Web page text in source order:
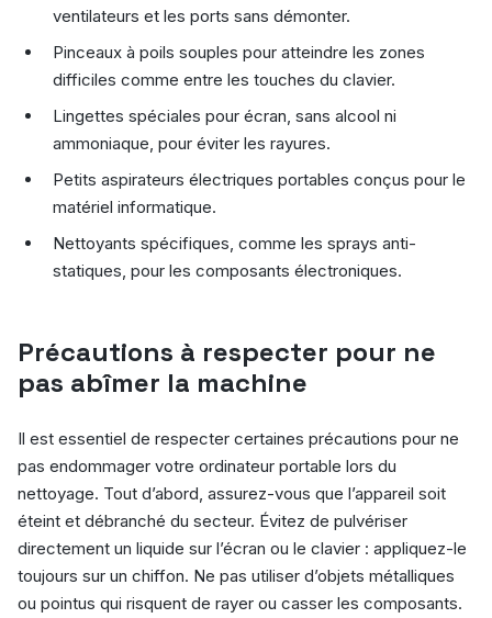
ventilateurs et les ports sans démonter.
Pinceaux à poils souples pour atteindre les zones
difficiles comme entre les touches du clavier.
Lingettes spéciales pour écran, sans alcool ni
ammoniaque, pour éviter les rayures.
Petits aspirateurs électriques portables conçus pour le
matériel informatique.
Nettoyants spécifiques, comme les sprays anti-
statiques, pour les composants électroniques.
Précautions à respecter pour ne
pas abîmer la machine
Il est essentiel de respecter certaines précautions pour ne
pas endommager votre ordinateur portable lors du
nettoyage. Tout d’abord, assurez-vous que l’appareil soit
éteint et débranché du secteur. Évitez de pulvériser
directement un liquide sur l’écran ou le clavier : appliquez-le
toujours sur un chiffon. Ne pas utiliser d’objets métalliques
ou pointus qui risquent de rayer ou casser les composants.